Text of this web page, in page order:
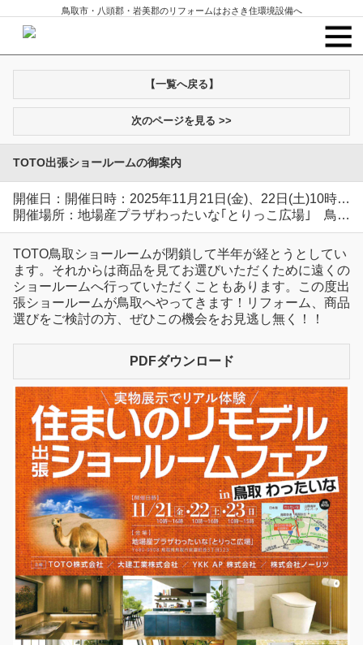
鳥取市・八頭郡・岩美郡のリフォームはおさき住環境設備へ
【一覧へ戻る】
次のページを見る >>
TOTO出張ショールームの御案内
開催日：開催日時：2025年11月21日(金)、22日(土)10時～16時、23日(日)10時～15時
開催場所：地場産プラザわったいな｢とりっこ広場｣ 鳥取市賀露町
TOTO鳥取ショールームが閉鎖して半年が経とうとしてい
ます。それからは商品を見てお選びいただくために遠くの
ショールームへ行っていただくこともあります。この度出
張ショールームが鳥取へやってきます！リフォーム、商品
選びをご検討の方、ぜひこの機会をお見逃し無く！！
PDFダウンロード